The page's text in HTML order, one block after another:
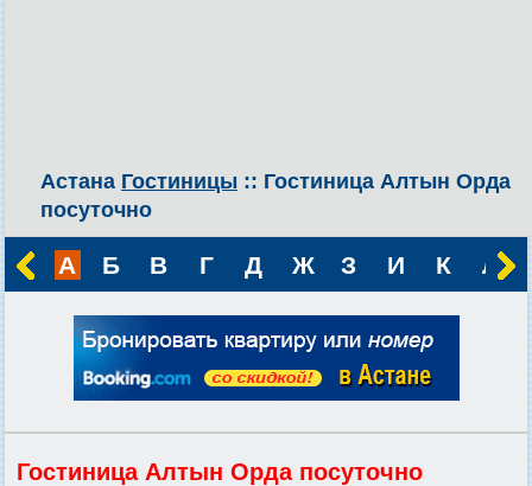
Астана Гостиницы :: Гостиница Алтын Орда
посуточно
А Б В Г Д Ж З И К Л
Гостиница Алтын Орда посуточно